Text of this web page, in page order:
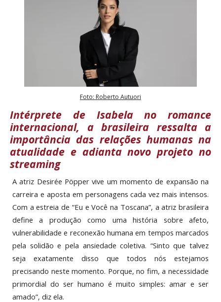
Foto: Roberto Autuori
Intérprete de Isabela no romance
internacional, a brasileira ressalta a
importância das relações humanas na
atualidade e adianta novo projeto no
streaming
A atriz Desirée Pöpper vive um momento de expansão na
carreira e aposta em personagens cada vez mais intensos.
Com a estreia de “Eu e Você na Toscana”, a atriz brasileira
define a produção como uma história sobre afeto,
vulnerabilidade e reconexão humana em tempos marcados
pela solidão e pela ansiedade coletiva. “Sinto que talvez
seja exatamente disso que todos nós estejamos
precisando neste momento. Porque, no fim, a necessidade
primordial do ser humano é muito simples: amar e ser
amado”, diz ela.